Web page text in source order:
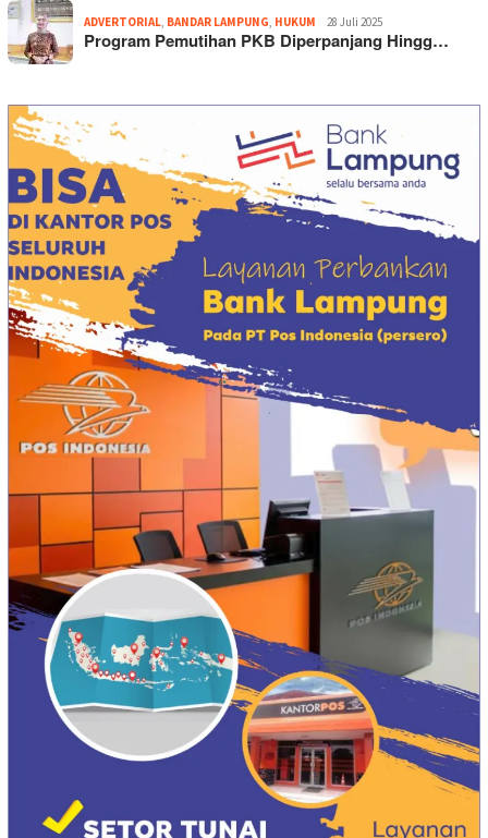
ADVERTORIAL BANDAR LAMPUNG HUKUM 28 Juli 2025
Program Pemutihan PKB Diperpanjang Hingg…